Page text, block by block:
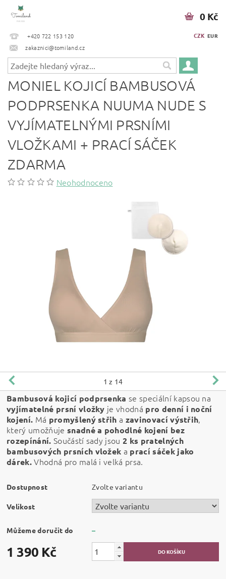
+420 722 153 120
zakaznici@tomiland.cz
CZK EUR
0 Kč
MONIEL KOJICÍ BAMBUSOVÁ
PODPRSENKA NUUMA NUDE S
VYJÍMATELNÝMI PRSNÍMI
VLOŽKAMI + PRACÍ SÁČEK
ZDARMA
Neohodnoceno
1 z 14
Bambusová kojicí podprsenka se speciální kapsou na
vyjímatelné prsní vložky je vhodná pro denní i noční
kojení. Má promyšlený střih a zavinovací výstřih,
který umožňuje snadné a pohodlné kojení bez
rozepínání. Součástí sady jsou 2 ks pratelných
bambusových prsních vložek a prací sáček jako
dárek.Vhodná pro malá i velká prsa.
Dostupnost Zvolte variantu
Velikost
Můžeme doručit do –
1 390 Kč